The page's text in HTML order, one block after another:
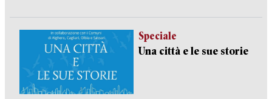
Speciale
Una città e le sue storie